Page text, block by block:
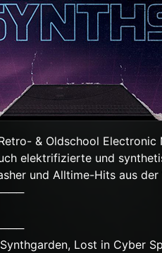
& Oldschool Electronic
elektrifizierte und
und Alltime-Hits aus der
Lost in Cyber